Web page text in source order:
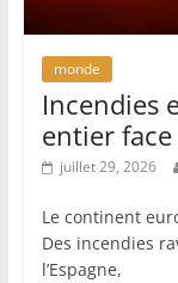
monde
Incendies
entier
juillet 29, 2026
Le continent
Des incendies
l’Espagne,